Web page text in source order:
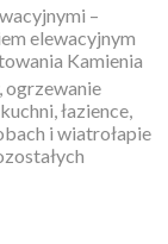
–
elewacyjnym
Kamienia
ogrzewanie
łazience,
i wiatrołapie